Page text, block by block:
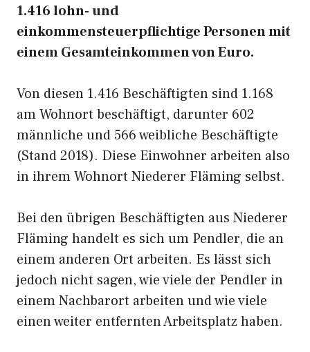
1.416 lohn- und
einkommensteuerpflichtige Personen mit
einem Gesamteinkommen von Euro.
Von diesen 1.416 Beschäftigten sind 1.168
am Wohnort beschäftigt, darunter 602
männliche und 566 weibliche Beschäftigte
(Stand 2018). Diese Einwohner arbeiten also
in ihrem Wohnort Niederer Fläming selbst.
Bei den übrigen Beschäftigten aus Niederer
Fläming handelt es sich um Pendler, die an
einem anderen Ort arbeiten. Es lässt sich
jedoch nicht sagen, wie viele der Pendler in
einem Nachbarort arbeiten und wie viele
einen weiter entfernten Arbeitsplatz haben.